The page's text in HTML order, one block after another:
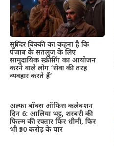
सुबिंदर विक्की का कहना है कि
पंजाब के सतलुज के लिए
सामुदायिक स्क्रीनिंग का आयोजन
करने वाले लोग ‘सेवा की तरह
व्यवहार करते हैं’
अल्फा बॉक्स ऑफिस कलेक्शन
दिन 6: आलिया भट्ट, शरबरी की
फिल्म की रफ्तार फिर धीमी, फिर
भी ₹50 करोड़ के पार